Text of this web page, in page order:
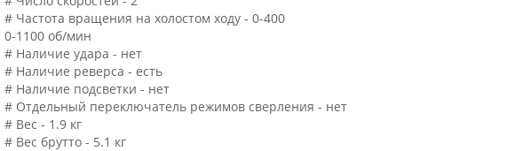
# Частота вращения на холостом ходу - 0-400
0-1100 об/мин
# Наличие удара - нет
# Наличие реверса - есть
# Наличие подсветки - нет
# Отдельный переключатель режимов сверления - нет
# Вес - 1.9 кг
# Вес брутто - 5.1 кг